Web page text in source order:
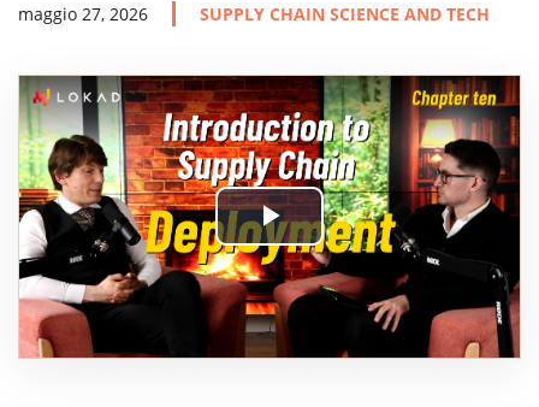
maggio 27, 2026 SUPPLY CHAIN SCIENCE AND TECH
Play
Video